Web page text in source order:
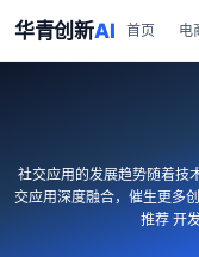
华青创新AI 首页 电
社交应用的发展趋势随着技
交应用深度融合，催生更多
推荐 开